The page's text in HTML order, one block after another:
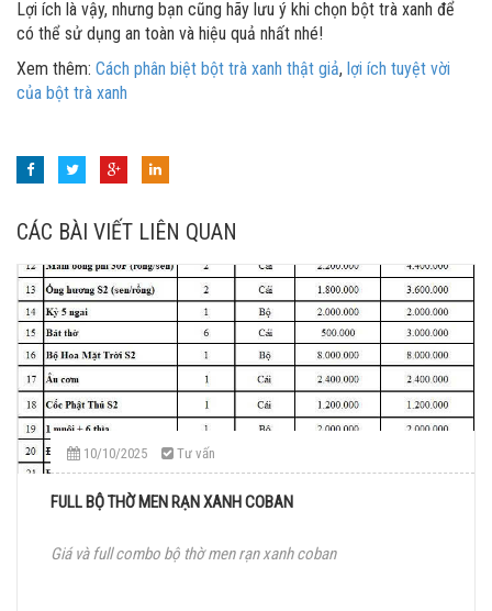
Lợi ích là vậy, nhưng bạn cũng hãy lưu ý khi chọn bột trà xanh để
có thể sử dụng an toàn và hiệu quả nhất nhé!
Xem thêm: Cách phân biệt bột trà xanh thật giả, lợi ích tuyệt vời
của bột trà xanh
CÁC BÀI VIẾT LIÊN QUAN
10/10/2025 Tư vấn
FULL BỘ THỜ MEN RẠN XANH COBAN
Giá và full combo bộ thờ men rạn xanh coban